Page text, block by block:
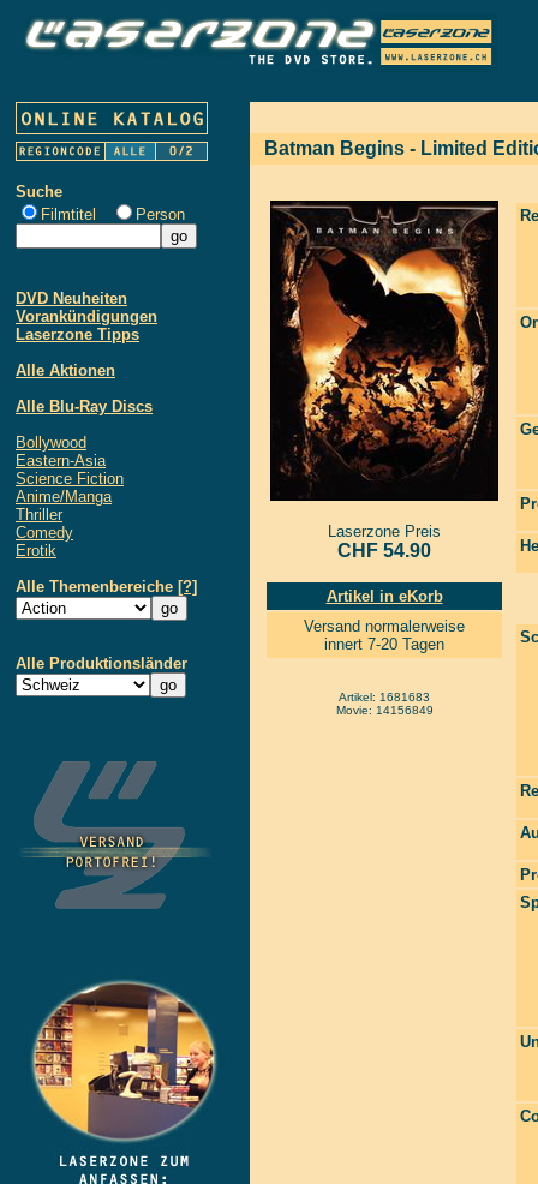
Suche
Filmtitel
Person
DVD Neuheiten
Vorankündigungen
Laserzone Tipps
Alle Aktionen
Alle Blu-Ray Discs
Bollywood
Eastern-Asia
Science Fiction
Anime/Manga
Thriller
Comedy
Erotik
Alle Themenbereiche [?]
Alle Produktionsländer
Batman Begins - Limited
Laserzone Preis
CHF 54.90
Artikel in eKorb
Versand normalerweise
innert 7-20 Tagen
Artikel: 1681683
Movie: 14156849